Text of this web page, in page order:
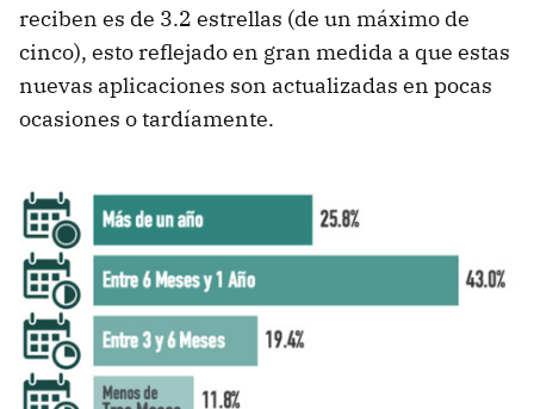
reciben es de 3.2 estrellas (de un máximo de
cinco), esto reflejado en gran medida a que estas
nuevas aplicaciones son actualizadas en pocas
ocasiones o tardíamente.